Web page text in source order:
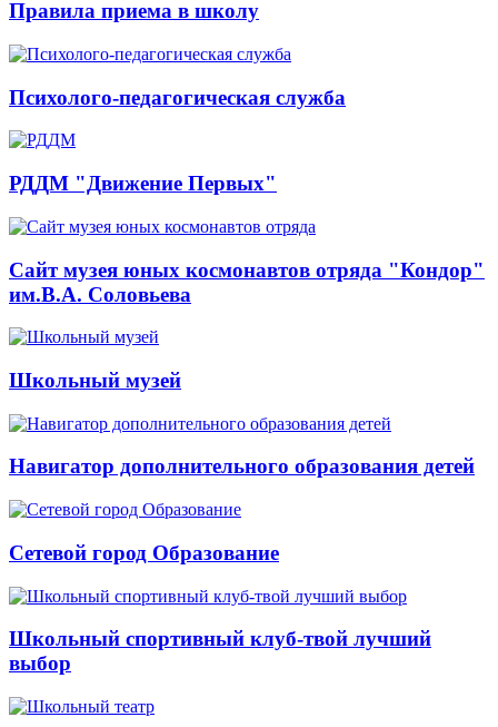
Правила приема в школу
Психолого-педагогическая служба
РДДМ "Движение Первых"
Сайт музея юных космонавтов отряда "Кондор"
им.В.А. Соловьева
Школьный музей
Навигатор дополнительного образования детей
Сетевой город Образование
Школьный спортивный клуб-твой лучший
выбор